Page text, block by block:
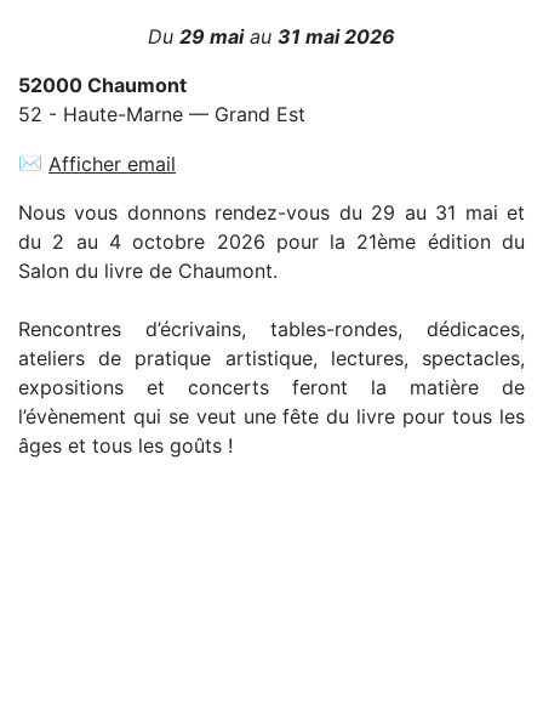
Du 29 maiau 31 mai 2026
52000 Chaumont
52 - Haute-Marne — Grand Est
✉ Afficher email
Nous vous donnons rendez-vous du 29 au 31 mai et
du 2 au 4 octobre 2026 pour la 21ème édition du
Salon du livre de Chaumont.
Rencontres d’écrivains, tables-rondes, dédicaces,
ateliers de pratique artistique, lectures, spectacles,
expositions et concerts feront la matière de
l’évènement qui se veut une fête du livre pour tous les
âges et tous les goûts !